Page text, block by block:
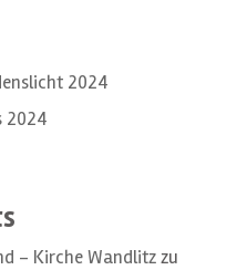
2024
2024
– Kirche Wandlitzzu